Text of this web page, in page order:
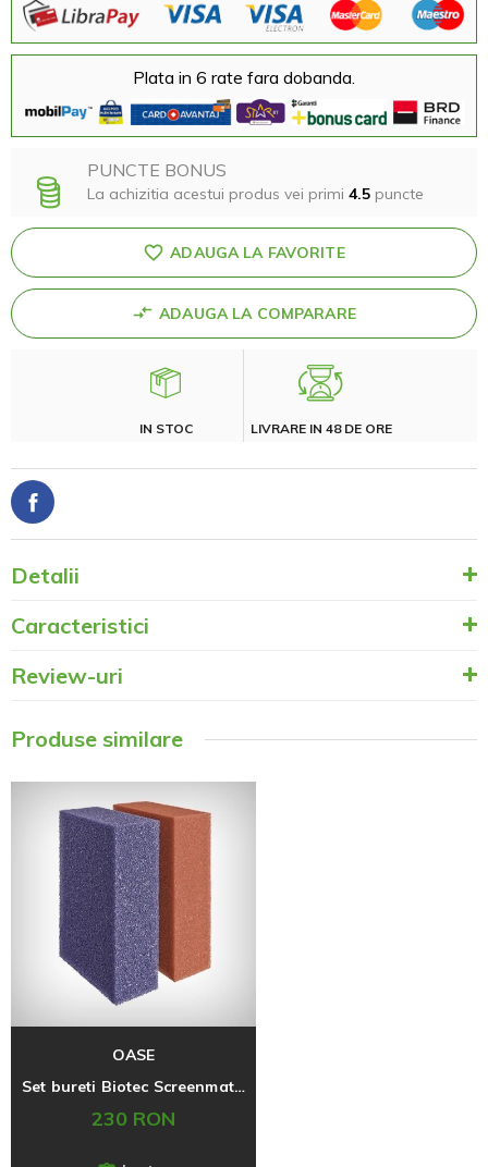
Plata in 6 rate fara dobanda.
PUNCTE BONUS
La achizitia acestui produs vei primi 4.5 puncte
ADAUGA LA FAVORITE
ADAUGA LA COMPARARE
IN STOC LIVRARE IN 48 DE ORE
Detalii
Caracteristici
Review-uri
Produse similare
OASE
Set bureti Biotec Screenmatic 2 60000/140000 rosu/violet
230 RON